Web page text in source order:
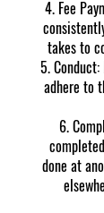
4. Fee
takes to
5.
adhere to
6.
done at